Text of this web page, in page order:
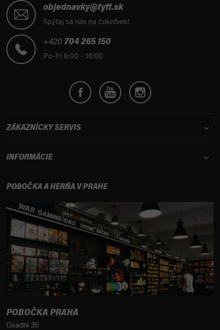
objednavky@fyft.sk
Spýtaj sa nás na čokoľvek!
+420 704 265 150
Po-Pi 8:00 - 16:00
ZÁKAZNÍCKY SERVIS
INFORMÁCIE
POBOČKA A HERŇA V PRAHE
POBOČKA PRAHA
Osadní 35